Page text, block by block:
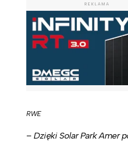
REKLAMA
RWE
–Dzięki Solar Park Amer